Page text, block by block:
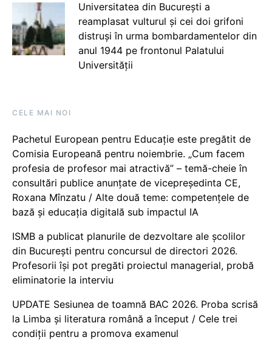
Universitatea din București a
reamplasat vulturul și cei doi grifoni
distruși în urma bombardamentelor din
anul 1944 pe frontonul Palatului
Universității
CELE MAI NOI
Pachetul European pentru Educație este pregătit de
Comisia Europeană pentru noiembrie. „Cum facem
profesia de profesor mai atractivă” – temă-cheie în
consultări publice anunțate de vicepreședinta CE,
Roxana Mînzatu / Alte două teme: competențele de
bază și educația digitală sub impactul IA
ISMB a publicat planurile de dezvoltare ale școlilor
din București pentru concursul de directori 2026.
Profesorii își pot pregăti proiectul managerial, probă
eliminatorie la interviu
UPDATE Sesiunea de toamnă BAC 2026. Proba scrisă
la Limba și literatura română a început / Cele trei
condiții pentru a promova examenul